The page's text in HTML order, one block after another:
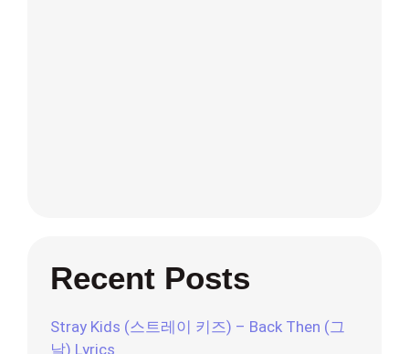
Recent Posts
Stray Kids (스트레이 키즈) – Back Then (그
날) Lyrics